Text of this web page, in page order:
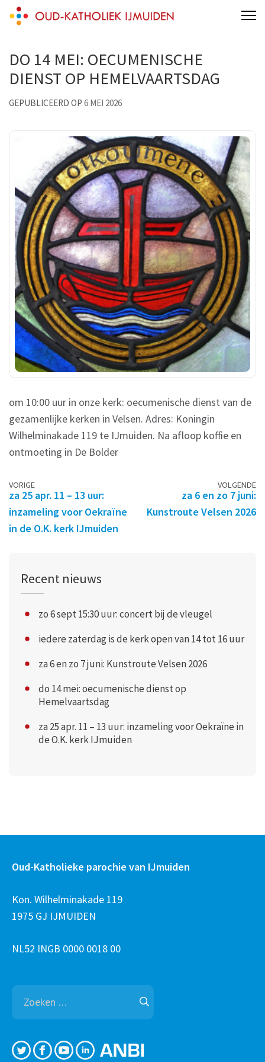
Skip
(Press
Enter)
Oud-Katholieke Parochie IJmond
parochie van de H.H. Adelbertus & Engelmundus
DO 14 MEI: OECUMENISCHE
DIENST OP HEMELVAARTSDAG
GEPUBLICEERD OP 6 MEI 2026
om 10:00 uur in onze kerk: oecumenische dienst van de
gezamenlijke kerken in Velsen. Adres: Koningin
Wilhelminakade 119 te IJmuiden. Na afloop koffie en
ontmoeting in De Bolder
Berichtennavigatie
VORIGE
za 25 apr. 11 – 13 uur:
inzameling voor Oekraïne
in de O.K. kerk IJmuiden
VOLGENDE
za 6 en zo 7 juni:
Kunstroute Velsen 2026
Recent nieuws
zo 6 sept 15:30 uur: concert bij de vleugel
iedere zaterdag is de kerk open van 14 tot 16 uur
za 6 en zo 7 juni: Kunstroute Velsen 2026
do 14 mei: oecumenische dienst op
Hemelvaartsdag
za 25 apr. 11 – 13 uur: inzameling voor Oekraïne in
de O.K. kerk IJmuiden
Oud-Katholieke parochie van IJmuiden
Kon. Wilhelminakade 119
1975 GJ IJMUIDEN
NL52 INGB 0000 0018 00
Zoeken
naar: